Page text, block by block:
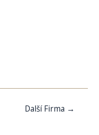
Další Firma →